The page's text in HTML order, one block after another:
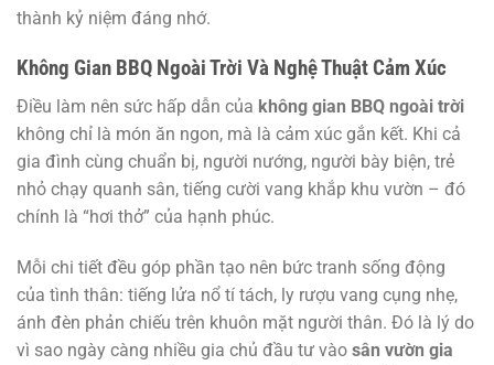
thành kỷ niệm đáng nhớ.
Không Gian BBQ Ngoài Trời Và Nghệ Thuật Cảm Xúc
Điều làm nên sức hấp dẫn của không gian BBQ ngoài trời
không chỉ là món ăn ngon, mà là cảm xúc gắn kết. Khi cả
gia đình cùng chuẩn bị, người nướng, người bày biện, trẻ
nhỏ chạy quanh sân, tiếng cười vang khắp khu vườn – đó
chính là “hơi thở” của hạnh phúc.
Mỗi chi tiết đều góp phần tạo nên bức tranh sống động
của tình thân: tiếng lửa nổ tí tách, ly rượu vang cụng nhẹ,
ánh đèn phản chiếu trên khuôn mặt người thân. Đó là lý do
vì sao ngày càng nhiều gia chủ đầu tư vào sân vườn gia